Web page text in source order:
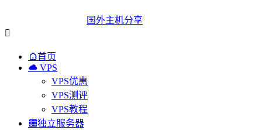
国外主机分享

首页
 VPS
VPS优惠
VPS测评
VPS教程
独立服务器